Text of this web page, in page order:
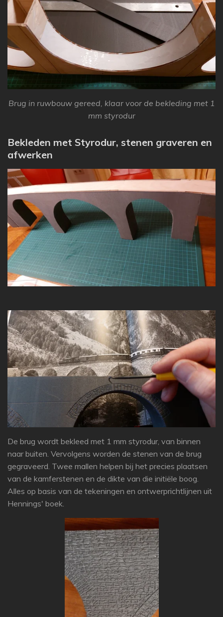
Brug in ruwbouw gereed, klaar voor de bekleding met 1
mm styrodur
Bekleden met Styrodur, stenen graveren en
afwerken
De brug wordt bekleed met 1 mm styrodur, van binnen
naar buiten. Vervolgens worden de stenen van de brug
gegraveerd. Twee mallen helpen bij het precies plaatsen
van de kamferstenen en de dikte van die initiële boog.
Alles op basis van de tekeningen en ontwerprichtlijnen uit
Hennings' boek.